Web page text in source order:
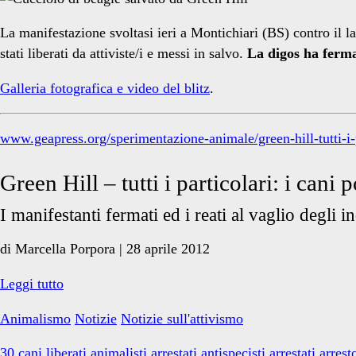
cani
liberati</span>
La manifestazione svoltasi ieri a Montichiari (BS) contro il
stati liberati da attiviste/i e messi in salvo. La digos ha
Galleria fotografica e video del blitz.
www.geapress.org/sperimentazione-animale/green-hill-
Green Hill – tutti i particolari: i cani
I manifestanti fermati ed i reati al vaglio degli
di Marcella Porpora | 28 aprile 2012
Leggi tuttoGreen
tra
liberazioni
Animalismo Notizie Notizie sull'attivismo